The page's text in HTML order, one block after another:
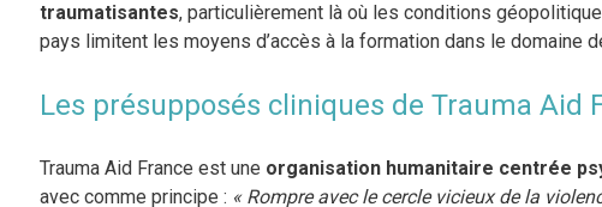
traumatisantes, particulièrement là où les conditions
pays limitent les moyens d’accès à la formation dans le domaine
Les présupposés cliniques de Trauma Aid
Trauma Aid France est une organisation humanitaire centrée
avec comme principe : « Rompre avec le cercle vicieux de la